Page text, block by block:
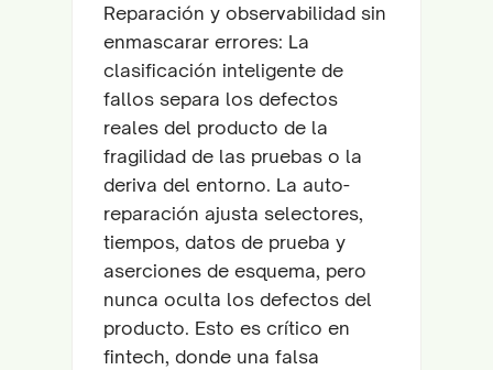
Reparación y observabilidad sin
enmascarar errores: La
clasificación inteligente de
fallos separa los defectos
reales del producto de la
fragilidad de las pruebas o la
deriva del entorno. La auto-
reparación ajusta selectores,
tiempos, datos de prueba y
aserciones de esquema, pero
nunca oculta los defectos del
producto. Esto es crítico en
fintech, donde una falsa